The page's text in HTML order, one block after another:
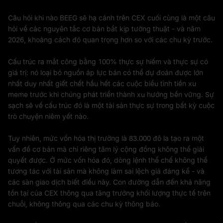
Câu hỏi khi nào BEEG sẽ hạ cánh trên CEX cuối cùng là một câu
hỏi về các nguyên tắc cơ bản bắt kịp tường thuật - và năm
2026, khoảng cách đó quan trọng hơn so với các chu kỳ trước.
Cấu trúc ra mắt công bằng 100% thực sự hiếm và thực sự có
giá trị: nó loại bỏ nguồn áp lực bán có thể dự đoán được lớn
nhất duy nhất giết chết hầu hết các cuộc biểu tình tiền xu
meme trước khi chúng phát triển thành xu hướng bền vững. Sự
sạch sẽ về cấu trúc đó là một tài sản thực sự trong bất kỳ cuộc
trò chuyện niêm yết nào.
Tuy nhiên, mức vốn hóa thị trường là 83.000 đô la tạo ra một
vấn đề cơ bản mà chỉ riêng tâm lý cộng đồng không thể giải
quyết được. Ở mức vốn hóa đó, dòng lệnh thể chế không thể
tương tác với tài sản mà không làm sai lệch giá đáng kể - và
các sàn giao dịch biết điều này. Con đường dẫn đến khả năng
tồn tại của CEX thông qua tăng trưởng khối lượng thực tế trên
chuỗi, không thông qua các chu kỳ thông báo.